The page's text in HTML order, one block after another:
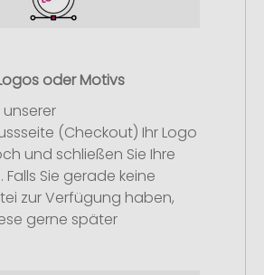
oder Motivs
(Checkout) Ihr Logo
und schließen Sie Ihre
Sie gerade keine
zur Verfügung haben,
gerne später